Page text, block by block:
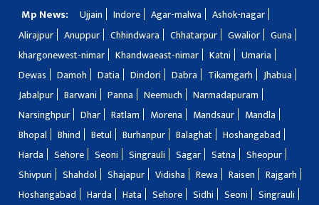
Mp News: Ujjain Indore Agar-malwa
Ashok-nagar
Alirajpur
Anuppur Chhindwara Chhatarpur Gwalior
Guna
khargonewest-nimar
Khandwaeast-nimar Katni
Umaria
Dewas
Damoh Datia Dindori Dabra Tikamgarh
Jhabua
Jabalpur
Barwani Panna Neemuch
Narmadapuram
Narsinghpur
Dhar Ratlam Morena Mandsaur
Mandla
Bhopal
Bhind Betul Burhanpur Balaghat
Hoshangabad
Harda
Sehore Seoni Singrauli Sagar Satna
Sheopur
Shivpuri
Shahdol Shajapur Vidisha Rewa Raisen
Rajgarh
Hoshangabad
Harda Hata Sehore Sidhi Seoni
Singrauli